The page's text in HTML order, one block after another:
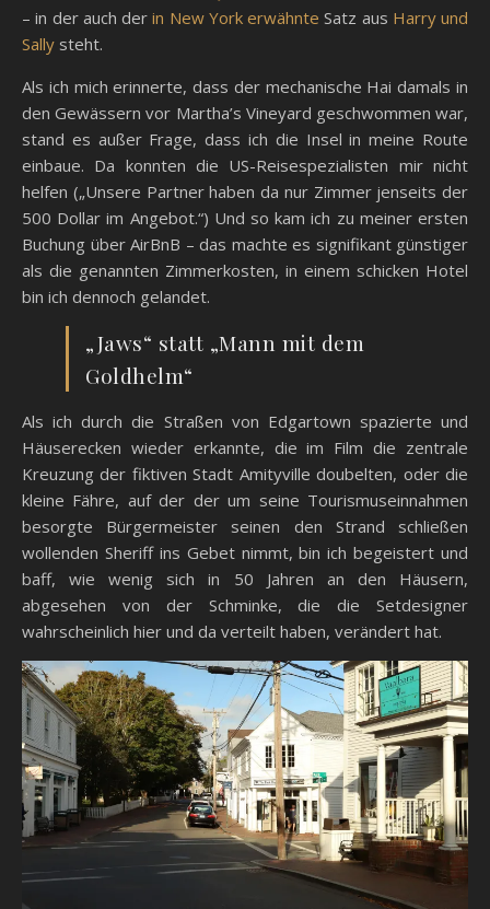
– in der auch derin New York erwähnte Satz aus Harry und
Sally steht.
Als ich mich erinnerte, dass der mechanische Hai damals in
den Gewässern vor Martha’s Vineyard geschwommen war,
stand es außer Frage, dass ich die Insel in meine Route
einbaue. Da konnten die US-Reisespezialisten mir nicht
helfen („Unsere Partner haben da nur Zimmer jenseits der
500 Dollar im Angebot.“) Und so kam ich zu meiner ersten
Buchung über AirBnB – das machte es signifikant günstiger
als die genannten Zimmerkosten, in einem schicken Hotel
bin ich dennoch gelandet.
„Jaws“ statt „Mann mit dem
Goldhelm“
Als ich durch die Straßen von Edgartown spazierte und
Häuserecken wieder erkannte, die im Film die zentrale
Kreuzung der fiktiven Stadt Amityville doubelten, oder die
kleine Fähre, auf der der um seine Tourismuseinnahmen
besorgte Bürgermeister seinen den Strand schließen
wollenden Sheriff ins Gebet nimmt, bin ich begeistert und
baff, wie wenig sich in 50 Jahren an den Häusern,
abgesehen von der Schminke, die die Setdesigner
wahrscheinlich hier und da verteilt haben, verändert hat.